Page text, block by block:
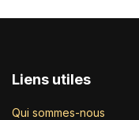
Liens utiles
Qui sommes-nous